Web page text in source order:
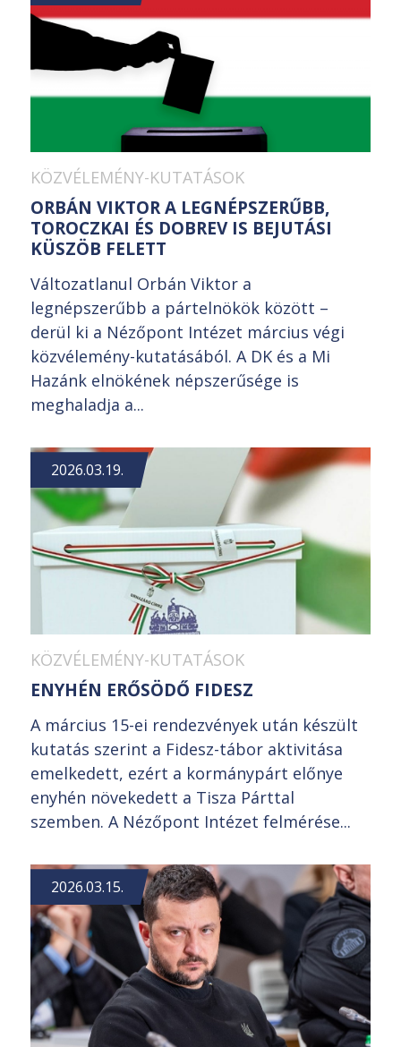
KÖZVÉLEMÉNY-KUTATÁSOK
ORBÁN VIKTOR A LEGNÉPSZERŰBB,
TOROCZKAI ÉS DOBREV IS BEJUTÁSI
KÜSZÖB FELETT
Változatlanul Orbán Viktor a
legnépszerűbb a pártelnökök között –
derül ki a Nézőpont Intézet március végi
közvélemény-kutatásából. A DK és a Mi
Hazánk elnökének népszerűsége is
meghaladja a...
2026.03.19.
KÖZVÉLEMÉNY-KUTATÁSOK
ENYHÉN ERŐSÖDŐ FIDESZ
A március 15-ei rendezvények után készült
kutatás szerint a Fidesz-tábor aktivitása
emelkedett, ezért a kormánypárt előnye
enyhén növekedett a Tisza Párttal
szemben. A Nézőpont Intézet felmérése...
2026.03.15.